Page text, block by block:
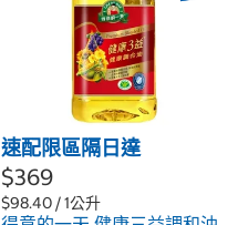
速配限區隔日達
$369
$98.40 / 1公升